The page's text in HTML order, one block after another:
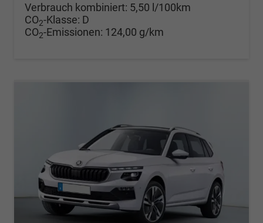
Verbrauch kombiniert: 5,50 l/100km
CO2-Klasse: D
CO2-Emissionen: 124,00 g/km